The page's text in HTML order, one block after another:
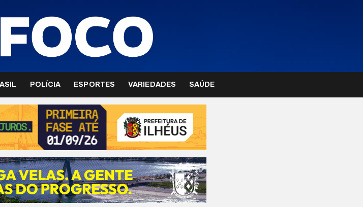
POLÍCIA ESPORTES VARIEDADES SAÚDE